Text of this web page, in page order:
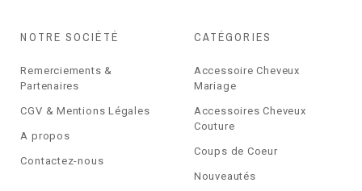
NOTRE SOCIÉTÉ
Remerciements &
Partenaires
CGV & Mentions Légales
A propos
Contactez-nous
CATÉGORIES
Accessoire Cheveux
Mariage
Accessoires Cheveux
Couture
Coups de Coeur
Nouveautés